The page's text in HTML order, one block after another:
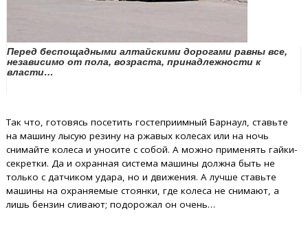
Перед беспощадными алтайскими дорогами равны все,
независимо от пола, возраста, принадлежности к
власти…
Так что, готовясь посетить гостеприимный Барнаул, ставьте
на машину лысую резину на ржавых колесах или на ночь
снимайте колеса и уносите с собой. А можно применять гайки-
секретки. Да и охранная система машины должна быть не
только с датчиком удара, но и движения. А лучше ставьте
машины на охраняемые стоянки, где колеса не снимают, а
лишь бензин сливают; подорожал он очень…